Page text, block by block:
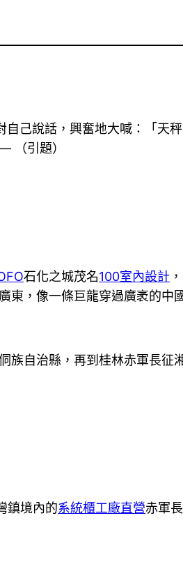
己說話，興奮地大喊：「天
（引題）
石化之城茂名100室內設計
東，像一條巨龍穿過廣袤的中
自治縣，再到桂林赤軍長征
鎮境內的系統櫃工廠直營赤軍